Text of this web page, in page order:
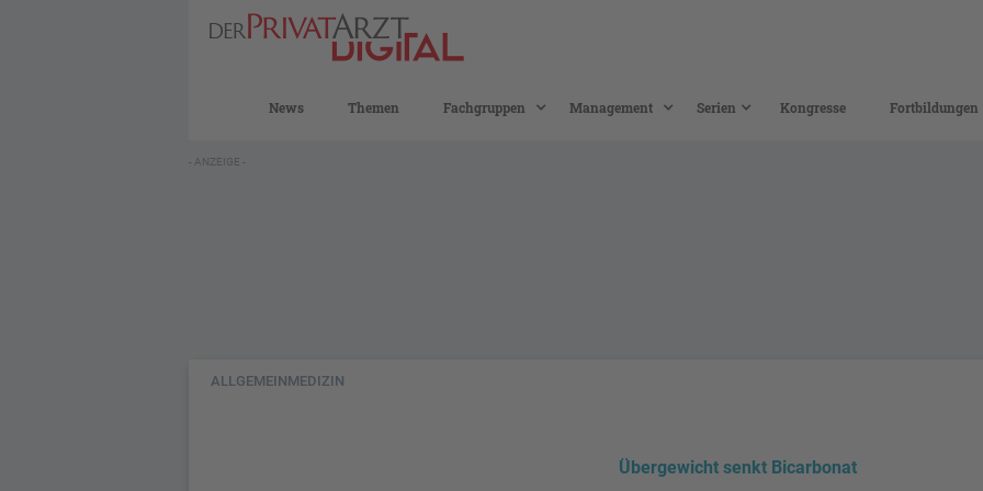
News Themen Fachgruppen Management Serien Kongresse Fortbildungen
- ANZEIGE -
ALLGEMEINMEDIZIN
Übergewicht senkt Bicarbonat